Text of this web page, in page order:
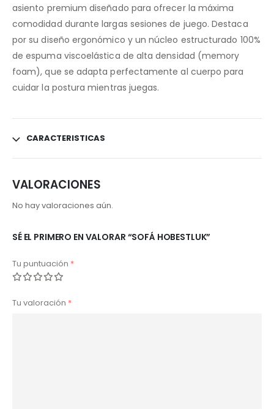
asiento premium diseñado para ofrecer la máxima
comodidad durante largas sesiones de juego. Destaca
por su diseño ergonómico y un núcleo estructurado 100%
de espuma viscoelástica de alta densidad (memory
foam), que se adapta perfectamente al cuerpo para
cuidar la postura mientras juegas.
CARACTERISTICAS
VALORACIONES
No hay valoraciones aún.
SÉ EL PRIMERO EN VALORAR “SOFÁ HOBESTLUK”
Tu puntuación *
Tu valoración *